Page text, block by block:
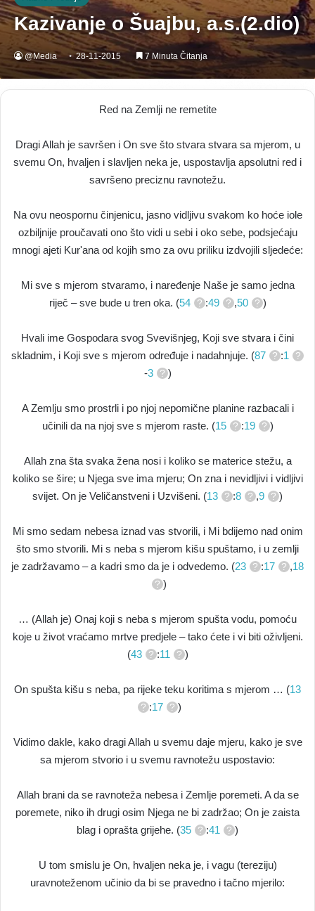
Kazivanje o Šuajbu, a.s.(2.dio)
@Media 28-11-2015 7 Minuta Čitanja
Red na Zemlji ne remetite
Dragi Allah je savršen i On sve što stvara stvara sa mjerom, u
svemu On, hvaljen i slavljen neka je, uspostavlja apsolutni red i
savršeno preciznu ravnotežu.
Na ovu neospornu činjenicu, jasno vidljivu svakom ko hoće iole
ozbiljnije proučavati ono što vidi u sebi i oko sebe, podsjećaju
mnogi ajeti Kur'ana od kojih smo za ovu priliku izdvojili sljedeće:
Mi sve s mjerom stvaramo, i naređenje Naše je samo jedna
riječ – sve bude u tren oka. (54 :49 ,50 )
Hvali ime Gospodara svog Svevišnjeg, Koji sve stvara i čini
skladnim, i Koji sve s mjerom određuje i nadahnjuje. (87 :1
-3 )
A Zemlju smo prostrli i po njoj nepomične planine razbacali i
učinili da na njoj sve s mjerom raste. (15 :19 )
Allah zna šta svaka žena nosi i koliko se materice stežu, a
koliko se šire; u Njega sve ima mjeru; On zna i nevidljivi i vidljivi
svijet. On je Veličanstveni i Uzvišeni. (13 :8 ,9 )
Mi smo sedam nebesa iznad vas stvorili, i Mi bdijemo nad onim
što smo stvorili. Mi s neba s mjerom kišu spuštamo, i u zemlji
je zadržavamo – a kadri smo da je i odvedemo. (23 :17 ,18
)
… (Allah je) Onaj koji s neba s mjerom spušta vodu, pomoću
koje u život vraćamo mrtve predjele – tako ćete i vi biti oživljeni.
(43 :11 )
On spušta kišu s neba, pa rijeke teku koritima s mjerom … (13
:17 )
Vidimo dakle, kako dragi Allah u svemu daje mjeru, kako je sve
sa mjerom stvorio i u svemu ravnotežu uspostavio:
Allah brani da se ravnoteža nebesa i Zemlje poremeti. A da se
poremete, niko ih drugi osim Njega ne bi zadržao; On je zaista
blag i oprašta grijehe. (35 :41 )
U tom smislu je On, hvaljen neka je, i vagu (tereziju)
uravnoteženom učinio da bi se pravedno i tačno mjerilo: